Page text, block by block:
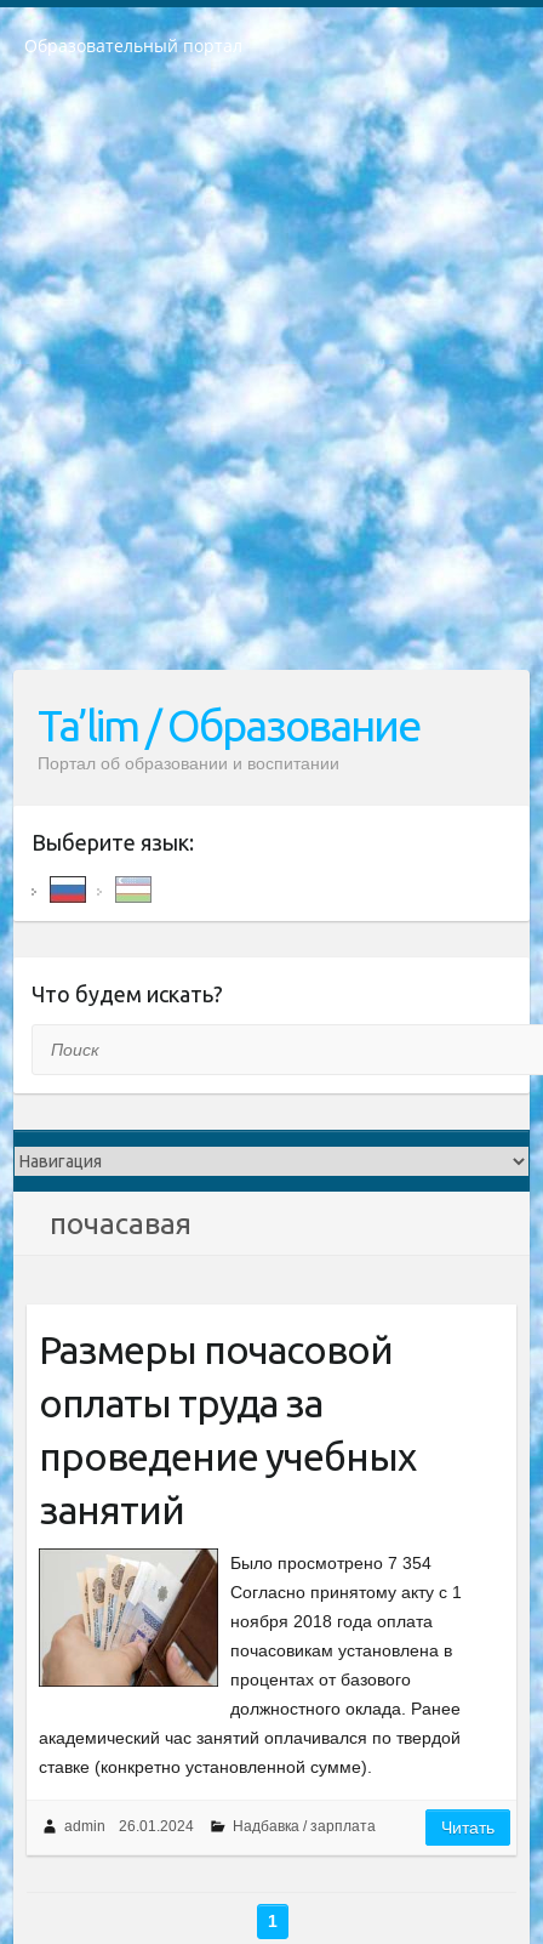
Образовательный портал
РЕСПУБЛИКА УЗБЕКИСТАН МИНИСТРЕРСТВО ДОШКОЛЬНОГО И ШКОЛЬНОГО ОБРАЗОВАНИЯ КОМАНДА в общеобразовательных учреждениях в 2023-2024 учебном году организация и проведение итоговой государственной аттестации обучающихся о Министра дошкольного и школьного образования Республики Узбекистан от 4 марта 2008 года (постановлением Минюста от 20 марта 2008 года № 1778 государственной регистрации) «Итоговое состояние учащихся общего среднего образования на основании положения об утверждении положения об аттестации общего среднего образования выпускной экзамен студентов в образовательных учреждениях в 2023-2024 учебном году В целях организации и прохождения аттестации приказываю: 1. Следующее: перечень предметов, по которым будет проводиться итоговая государственная аттестация и экзамен формы перевода согласно приложению 1; сертификаты международного образца, оценивающие уровень владения иностранными языками перечень согласно приложению 2; 2. Педагогический при специализированных образовательных учреждениях. научно-практический центр квалификации и международной оценки (Д.Давидова) 2024 г. До 25 марта: задания по предметам, по которым будет проводиться итоговая аттестация разработка и утверждение технических условий; итоговая аттестация на основании разработанного предметного задания разработка вопросов по предметам (устно и письменно), экзамен передача; общеобразовательные средние школы и специальные учебные заведения учащиеся выпускных классов школ и интернатов в агентской системе подготовка базы данных экзаменационных материалов и критериев оценки; перевод базы экзаменационных материалов на все языки обучения подать в Республиканский образовательный центр для изготовления; варианты экзаменов на основе разработанных контрольных материалов пусть будут поставлены задачи формирования. 3. Республиканский образовательный центр (Ш.Худайкулов) до 5 апреля 2024 года. до: база данных предоставленных экзаменационных материалов на все языки обучения перевод и экспертиза; для слепых, слабовидящих, глухих, слабослышащих и умственно отсталых детей учащиеся выпускных классов специализированных школ и школ-интернатов база данных экзаменационных материалов на всех преподаваемых языках подготовка критериев оценки; специализированные школы для умственно отсталых детей и технологии для учащихся выпускных классов школ-интернатов разработка соответствующих рекомендаций и критериев проведения ЕГЭ по естествознанию давать задания. 4. Педагогический при специализированных образовательных учреждениях. Научно-практический центр навыков и международной оценки (Д.Давидова), Республика образовательный центр (Худайкулов Ш.) итоговый государственный аттестационный экзамен ориентирован на творческое и логическое мышление при подготовке базы материалов учитывать введение заданий. 5. Следует отметить, что: сертификат государственного образца о знании общеобразовательного предмета и как минимум национальный уровень B1 по предметам на иностранных языках, указанным в Приложении 2. или международно признанный сертификат эквивалентного уровня студенты, изучающие определенный предмет, освобождаются от экзамена; по соответствующим предметам запланирована итоговая государственная аттестация за день до дня, путем жеребьевки Рабочей группой (в письменной форме по предметам, проводимым в форме) из числа сформированных вариантов выбрано 2 варианта; 2 выбранных варианта экзамена анонсированы на официальном сайте министерства и все выпускники по всей стране на основе этих вариантов проводит итоговую государственную аттестацию. 6. Государственное образование учащихся средних общеобразовательных учреждений. знания в соответствии с квалификационными требованиями, которые необходимо приобрести на основании стандартов итоговый (выпускной) контроль для 9 и 11 классов в целях тестирования Экзамены (далее – экзамены) состоят из предметов, перечисленных в приложении 1. будет сделано. 7. Экзамены пройдут с 26 мая по 15 июня 2024 г. (кроме науки физического воспитания). 8. Физическая для учащихся 9 классов общесредних образовательных учреждений. Экзамены по предмету «Образование, квалификация медицина» 1-6 мая 2024 года. сотрудники перевести под присмотр (с отклонениями в физическом или умственном развитии) специализированная школа для детей, школы-интернаты и со сколиозом школы-интернаты санаторного типа для больных детей исключены). 9. Он был слепым, слабовидящим и имел нарушения опорно-двигательного аппарата. экзамены в специализированных школах и интернатах для детей должны проводиться исходя из требований, предъявляемых к общеобразовательным учреждениям (физкультура кроме науки). 10. Специализированная школа для глухих и слабослышащих детей. и экзамены в интернатах и быть реализован в виде письменного теста по математике. 11. Специальность для умственно отсталых детей. Для 9 класса Родной язык и литературное письмо Государственный язык (язык обучения – узбекский). для неклассов) написано Математическое письмо Письменная/устная история Узбекистана Физическое воспитание практично Итоговый контроль Для 11 класса Написание родного языка и литературы (эссе) Математическое письмо Узбекский язык (обучение на узбекском языке) не посещающее общее среднее образование для учреждений)/Образовательное учреждение выбор письменный и устный Иностранный язык письменный/устный Письменная/устная история Узбекистана *По выбору студента:  Химия  Физика  Основы государственного права  География 10 бесплатных образовательных ресурсов - Мы составили подборку онлайн-проектов с интерактивными упражнениями, видеолекциями и статьями. Они помогут вам обрести новые и освежить старые знания бесплатно. 1. «ИНТУИТ» Старейшая образовательная площадка Рунета. Здесь вы найдёте сотни текстовых и видеокурсов на десятки различных тем — от программирования до психологии. Многие курсы подготовлены российскими университетами и крупными международными компаниями вроде Intel и Microsoft. Самостоятельное обучение бесплатное, но желающие могут оплатить услуги персональных наставников. 2. «Смартия» знакомит с актуальными профессиями и подсказывает, как им обучаться. Выбрав заинтересовавшую вас специальность — SMM-специалист, фотограф, веб-дизайнер или другую, — увидите список необходимых для неё умений. Чтобы вы могли освоить их самостоятельно, для каждого умения площадка отображает подборку ссылок на учебные материалы. Хотя «Смартия» ориентируется на русскоязычную аудиторию, часть контента всё же доступна только на английском. 3. «Лекторий Физтеха» Проект Московского физико-технического института (Физтеха). С его помощью вы можете смотреть онлайн серии лекций, записанные на видео в этом вузе. В числе доступных предметов — физика, биология, химия, информационные технологии и другие. К некоторым лекциям администрация ресурса прилагает готовые конспекты, которые можно скачивать в PDF-формате. 4. ITMOcourses Онлайн-площадка Санкт-Петербургского национального исследовательского университета информационных технологий, механики и оптики (ИТМО). Ресурс предоставляет свободный доступ к курсам, разработанным в этом вузе. Каталог материалов разбит на четыре категории: «Оптические системы и технологии», «Приборостроение и робототехника», «Информационные технологии» и «Биотехнологии». Курсы состоят из видеолекций, интерактивных демонстраций и заданий. 5. «КиберЛенинка» Электронная научная библиотека открытого доступа. Каталог площадки регулярно обрастает текстами статей из различных научных изданий. Сгруппированные по журналам и рубрикам публикации можно читать онлайн или скачивать целиком в PDF-формате. Проект нацелен на популяризацию науки за счёт открытого доступа к качественной информации. 6. «ПостНаука» На этом ресурсе публикуют подборки видеолекций, составленные экспертами из разных отраслей и объединённые общими темами. Среди них, к примеру, есть серии «Биоинформатика и геномика», «Культура средневековой Скандинавии» и Cinema Studies о теории кино. Каждая подборка лекций — логически связанная история, рассказанная экспертом от первого лица. Кроме того, на сайте появляются научно-образовательные статьи и тесты на разные темы. 7. «Newочём» Команда проекта «Newочём» отбирает самые интересные тексты из англоязычных СМИ и переводит те из них, за которые голосуют участники сообщества «ВКонтакте». По большей части это научно-популярные статьи. Редакторы придумывают лишь заголовки, в остальном содержание переводов соответствует оригиналам. Полные тексты можно читать прямо в социальной сети. 8. InternetUrok Онлайн-база материалов по основным дисциплинам школьной программы. Информация на сайте структурирована по классам, предметам и темам (урокам). Каждый урок состоит из видеолекций и конспектов. Есть также интерактивные тренажёры и тесты для закрепления пройденного материала. Даже если вы давно окончили школу, возможность повторить программу старших классов всегда может пригодиться. 9. Edutainme Ещё один ресурс об образовании. В отличие от Newtonew, как мне кажется, Edutainme больше ориентируется на представителей индустрии: педагогов, предпринимателей, разработчиков образовательных проектов. Но и любой, кто просто стремится к саморазвитию, найдёт на сайте много полезного и интересного для себя. Например, информацию о новых курсах и образовательных сервисах. 10. Newtonew Онлайн-медиа об образовании и обучении в широком смысле. Авторы Newtonew пишут об инструментах, заведениях, тактиках и стратегиях, которые помогают учить других и получать новые знания самостоятельно. На этой площадке вы найдёте новости, обзоры, аналитические мат
Ta’lim / Образование
Портал об образовании и воспитании
Выберите язык:
Что будем искать?
почасавая
Размеры почасовой
оплаты труда за
проведение учебных
занятий
Было просмотрено 7 354
Согласно принятому акту с 1
ноября 2018 года оплата
почасовикам установлена в
процентах от базового
должностного оклада. Ранее
академический час занятий оплачивался по твердой
ставке (конкретно установленной сумме).
admin 26.01.2024 Надбавка / зарплата Читать
1